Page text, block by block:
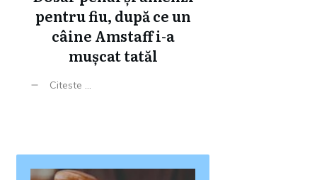
pentru fiu, după ce un
câine Amstaff i-a
mușcat tatăl
Citeste ...